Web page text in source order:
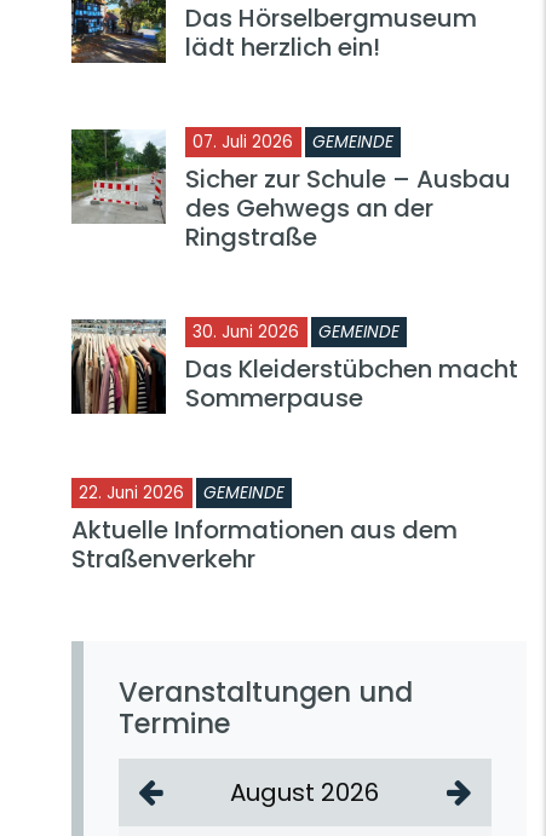
Das Hörselbergmuseum
lädt herzlich ein!
07. Juli 2026 GEMEINDE
Sicher zur Schule – Ausbau
des Gehwegs an der
Ringstraße
30. Juni 2026 GEMEINDE
Das Kleiderstübchen macht
Sommerpause
22. Juni 2026 GEMEINDE
Aktuelle Informationen aus dem
Straßenverkehr
Veranstaltungen und
Termine
August 2026